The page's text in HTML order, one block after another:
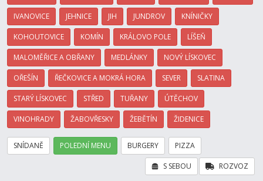
IVANOVICE JEHNICE JIH JUNDROV KNÍNIČKY
KOHOUTOVICE KOMÍN KRÁLOVO POLE LÍŠEŇ
MALOMĚŘICE A OBŘANY MEDLÁNKY NOVÝ LÍSKOVEC
OŘEŠÍN ŘEČKOVICE A MOKRÁ HORA SEVER SLATINA
STARÝ LÍSKOVEC STŘED TUŘANY ÚTĚCHOV
VINOHRADY ŽABOVŘESKY ŽEBĚTÍN ŽIDENICE
SNÍDANĚ POLEDNÍ MENU BURGERY PIZZA
ROZVOZ
S SEBOU